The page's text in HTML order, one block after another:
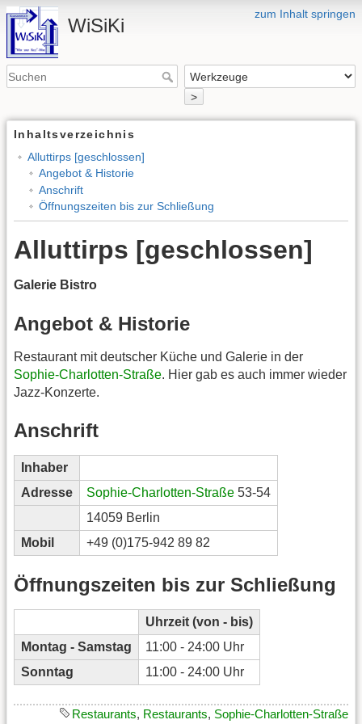
zum Inhalt springen
WiSiKi
>
Inhaltsverzeichnis
Alluttirps [geschlossen]
Angebot & Historie
Anschrift
Öffnungszeiten bis zur Schließung
Alluttirps [geschlossen]
Galerie Bistro
Angebot & Historie
Restaurant mit deutscher Küche und Galerie in der
Sophie-Charlotten-Straße. Hier gab es auch immer wieder
Jazz-Konzerte.
Anschrift
Inhaber
Adresse
Sophie-Charlotten-Straße 53-54
14059 Berlin
Mobil
+49 (0)175-942 89 82
Öffnungszeiten bis zur Schließung
Uhrzeit (von - bis)
Montag - Samstag
11:00 - 24:00 Uhr
Sonntag
11:00 - 24:00 Uhr
Restaurants, Restaurants, Sophie-Charlotten-Straße